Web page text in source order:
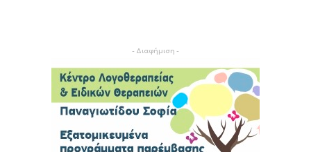
- Διαφήμιση -